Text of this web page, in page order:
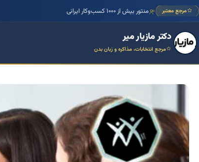
مرجع معتبر منتور بیش از ۱۰۰۰ کسب‌وکار ایرانی
دکتر مازیار میر
مرجع انتخابات، مذاکره و زبان بدن